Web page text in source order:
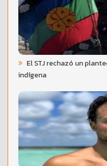
El STJ rechazó un
indígena